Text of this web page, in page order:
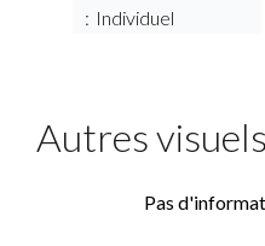
Individuel
Autres visuels
Pas